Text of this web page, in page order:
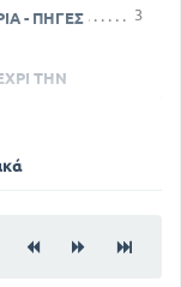
- ΠΗΓΕΣ 3
ΤΗΝ
ΝΕΑΣ